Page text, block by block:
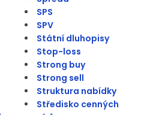
SPS
SPV
Státní dluhopisy
Stop-loss
Strong buy
Strong sell
Struktura nabídky
Středisko cenných